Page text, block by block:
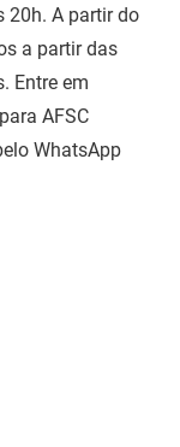
20h. A partir do
a partir das
Entre em
AFSC
WhatsApp